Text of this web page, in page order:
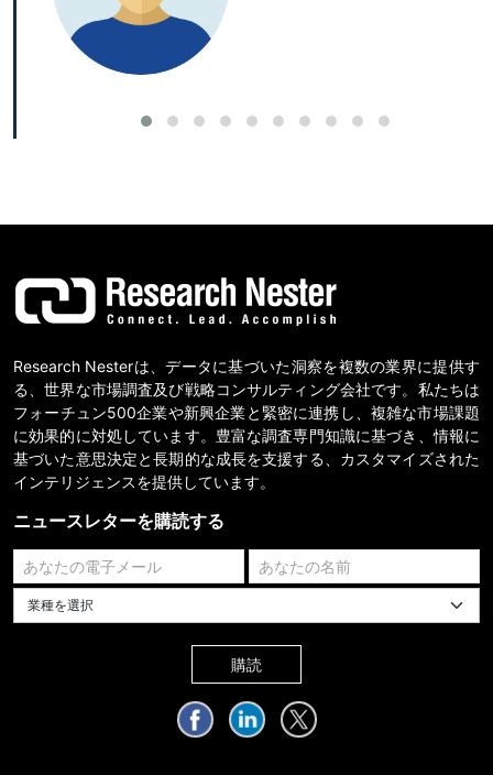
Research Nesterは、データに基づいた洞察を複数の業界に提供す
る、世界な市場調査及び戦略コンサルティング会社です。私たちは
フォーチュン500企業や新興企業と緊密に連携し、複雑な市場課題
に効果的に対処しています。豊富な調査専門知識に基づき、情報に
基づいた意思決定と長期的な成長を支援する、カスタマイズされた
インテリジェンスを提供しています。
ニュースレターを購読する
業種を選択してください
購読